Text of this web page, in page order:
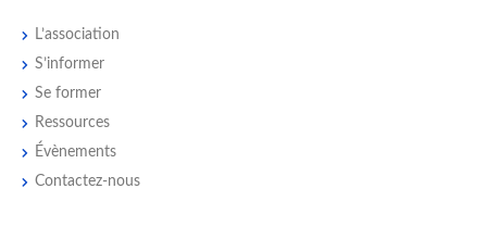
L’association
S’informer
Se former
Ressources
Évènements
Contactez-nous